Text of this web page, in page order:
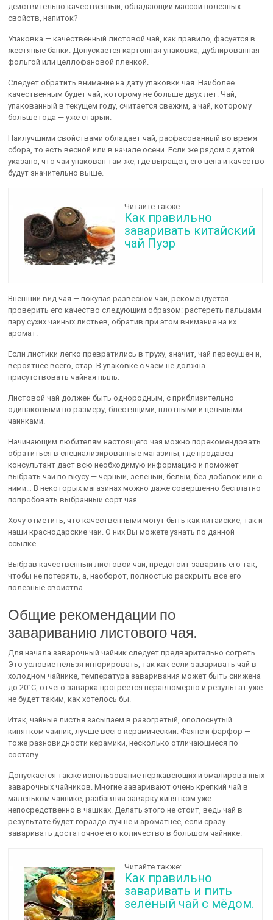
действительно качественный, обладающий массой полезных
свойств, напиток?
Упаковка — качественный листовой чай, как правило, фасуется в
жестяные банки. Допускается картонная упаковка, дублированная
фольгой или целлофановой пленкой.
Следует обратить внимание на дату упаковки чая. Наиболее
качественным будет чай, которому не больше двух лет. Чай,
упакованный в текущем году, считается свежим, а чай, которому
больше года — уже старый.
Наилучшими свойствами обладает чай, расфасованный во время
сбора, то есть весной или в начале осени. Если же рядом с датой
указано, что чай упакован там же, где выращен, его цена и качество
будут значительно выше.
Читайте также:
Как правильно
заваривать китайский
чай Пуэр
Внешний вид чая — покупая развесной чай, рекомендуется
проверить его качество следующим образом: растереть пальцами
пару сухих чайных листьев, обратив при этом внимание на их
аромат.
Если листики легко превратились в труху, значит, чай пересушен и,
вероятнее всего, стар. В упаковке с чаем не должна
присутствовать чайная пыль.
Листовой чай должен быть однородным, с приблизительно
одинаковыми по размеру, блестящими, плотными и цельными
чаинками.
Начинающим любителям настоящего чая можно порекомендовать
обратиться в специализированные магазины, где продавец-
консультант даст всю необходимую информацию и поможет
выбрать чай по вкусу — черный, зеленый, белый, без добавок или с
ними… В некоторых магазинах можно даже совершенно бесплатно
попробовать выбранный сорт чая.
Хочу отметить, что качественными могут быть как китайские, так и
наши краснодарские чаи. О них Вы можете узнать по данной
ссылке.
Выбрав качественный листовой чай, предстоит заварить его так,
чтобы не потерять, а, наоборот, полностью раскрыть все его
полезные свойства.
Общие рекомендации по
завариванию листового чая.
Для начала заварочный чайник следует предварительно согреть.
Это условие нельзя игнорировать, так как если заваривать чай в
холодном чайнике, температура заваривания может быть снижена
до 20°С, отчего заварка прогреется неравномерно и результат уже
не будет таким, как хотелось бы.
Итак, чайные листья засыпаем в разогретый, ополоснутый
кипятком чайник, лучше всего керамический. Фаянс и фарфор —
тоже разновидности керамики, несколько отличающиеся по
составу.
Допускается также использование нержавеющих и эмалированных
заварочных чайников. Многие заваривают очень крепкий чай в
маленьком чайнике, разбавляя заварку кипятком уже
непосредственно в чашках. Делать этого не стоит, ведь чай в
результате будет гораздо лучше и ароматнее, если сразу
заваривать достаточное его количество в большом чайнике.
Читайте также:
Как правильно
заваривать и пить
зелёный чай с мёдом.